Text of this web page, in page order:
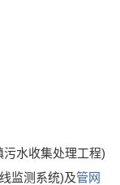
水收集处理工程)
监测系统)及管网